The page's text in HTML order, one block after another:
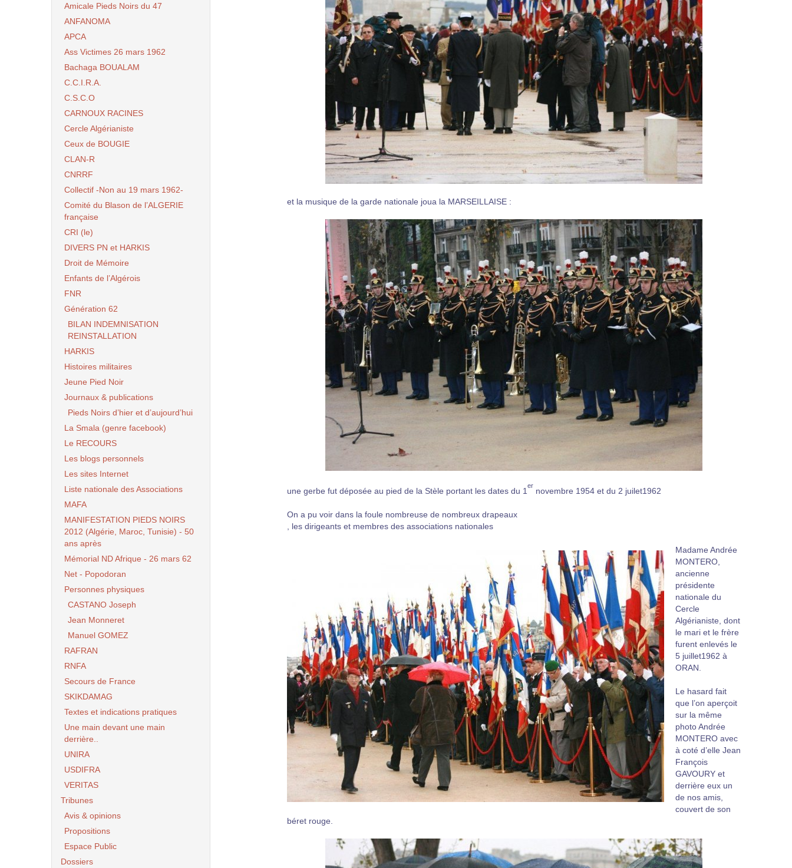
et la musique de la garde nationale joua la MARSEILLAISE :
une gerbe fut déposée au pied de la Stèle portant les dates du 1
er
novembre 1954 et du 2 juilet1962
On a pu voir dans la foule nombreuse de nombreux drapeaux
, les dirigeants et membres des associations nationales
Madame Andrée
MONTERO,
ancienne
présidente
nationale du
Cercle
Algérianiste, dont
le mari et le frère
furent enlevés le
5 juillet1962 à
ORAN.
Le hasard fait
que l’on aperçoit
sur la même
photo Andrée
MONTERO avec
à coté d’elle Jean
François
GAVOURY et
derrière eux un
de nos amis,
couvert de son
béret rouge.
Amicale Pieds Noirs du 47
ANFANOMA
APCA
Ass Victimes 26 mars 1962
Bachaga BOUALAM
C.C.I.R.A.
C.S.C.O
CARNOUX RACINES
Cercle Algérianiste
Ceux de BOUGIE
CLAN-R
CNRRF
Collectif -Non au 19 mars 1962-
Comité du Blason de l’ALGERIE
française
CRI (le)
DIVERS PN et HARKIS
Droit de Mémoire
Enfants de l’Algérois
FNR
Génération 62
BILAN INDEMNISATION
REINSTALLATION
HARKIS
Histoires militaires
Jeune Pied Noir
Journaux & publications
Pieds Noirs d’hier et d’aujourd’hui
La Smala (genre facebook)
Le RECOURS
Les blogs personnels
Les sites Internet
Liste nationale des Associations
MAFA
MANIFESTATION PIEDS NOIRS
2012 (Algérie, Maroc, Tunisie) - 50
ans après
Mémorial ND Afrique - 26 mars 62
Net - Popodoran
Personnes physiques
CASTANO Joseph
Jean Monneret
Manuel GOMEZ
RAFRAN
RNFA
Secours de France
SKIKDAMAG
Textes et indications pratiques
Une main devant une main
derrière..
UNIRA
USDIFRA
VERITAS
Tribunes
Avis & opinions
Propositions
Espace Public
Dossiers